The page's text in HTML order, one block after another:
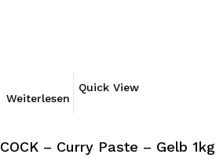
Weiterlesen
Quick View
COCK – Curry Paste – Gelb 1kg